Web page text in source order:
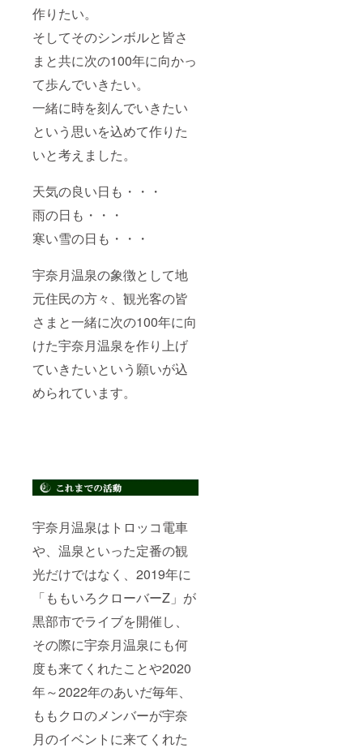
作りたい。
そしてそのシンボルと皆さ
まと共に次の100年に向かっ
て歩んでいきたい。
一緒に時を刻んでいきたい
という思いを込めて作りた
いと考えました。
天気の良い日も・・・
雨の日も・・・
寒い雪の日も・・・
宇奈月温泉の象徴として地
元住民の方々、観光客の皆
さまと一緒に次の100年に向
けた宇奈月温泉を作り上げ
ていきたいという願いが込
められています。
宇奈月温泉はトロッコ電車
や、温泉といった定番の観
光だけではなく、2019年に
「ももいろクローバーZ」が
黒部市でライブを開催し、
その際に宇奈月温泉にも何
度も来てくれたことや2020
年～2022年のあいだ毎年、
ももクロのメンバーが宇奈
月のイベントに来てくれた